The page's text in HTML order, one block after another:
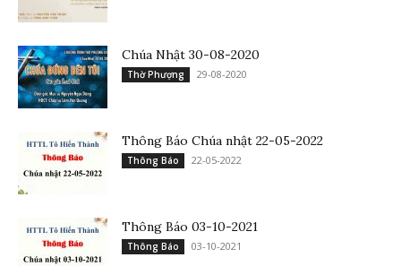
Chúa Nhật 30-08-2020
Thờ Phượng 29-08-2020
Thông Báo Chúa nhật 22-05-2022
Thông Báo 22-05-2022
Thông Báo 03-10-2021
Thông Báo 03-10-2021